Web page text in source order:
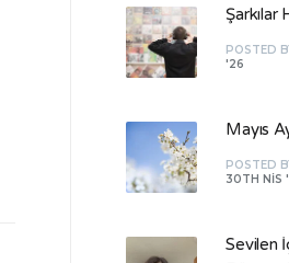
Şarkılar
POSTED
'26
Mayıs
POSTED
30TH NIS
Sevilen